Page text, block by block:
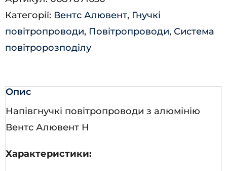
кількість
Категорії: Вентс Алювент, Гнучкі
повітропроводи, Повітропроводи, Система
повітророзподілу
Опис
Напівгнучкі повітропроводи з алюмінію
Вентс Алювент Н
Характеристики: